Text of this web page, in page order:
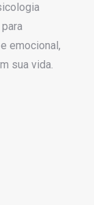
emocional,
sua vida.